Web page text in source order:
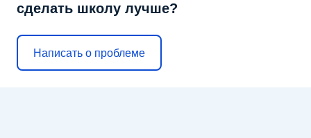
сделать школу лучше?
Написать о проблеме